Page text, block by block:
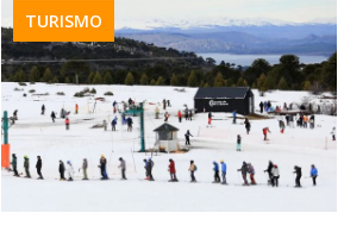
TURISMO